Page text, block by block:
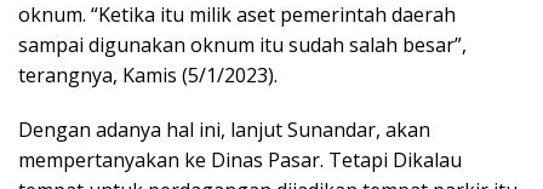
oknum. “Ketika itu milik aset pemerintah daerah
sampai digunakan oknum itu sudah salah besar”,
terangnya, Kamis (5/1/2023).
Dengan adanya hal ini, lanjut Sunandar, akan
mempertanyakan ke Dinas Pasar. Tetapi Dikalau